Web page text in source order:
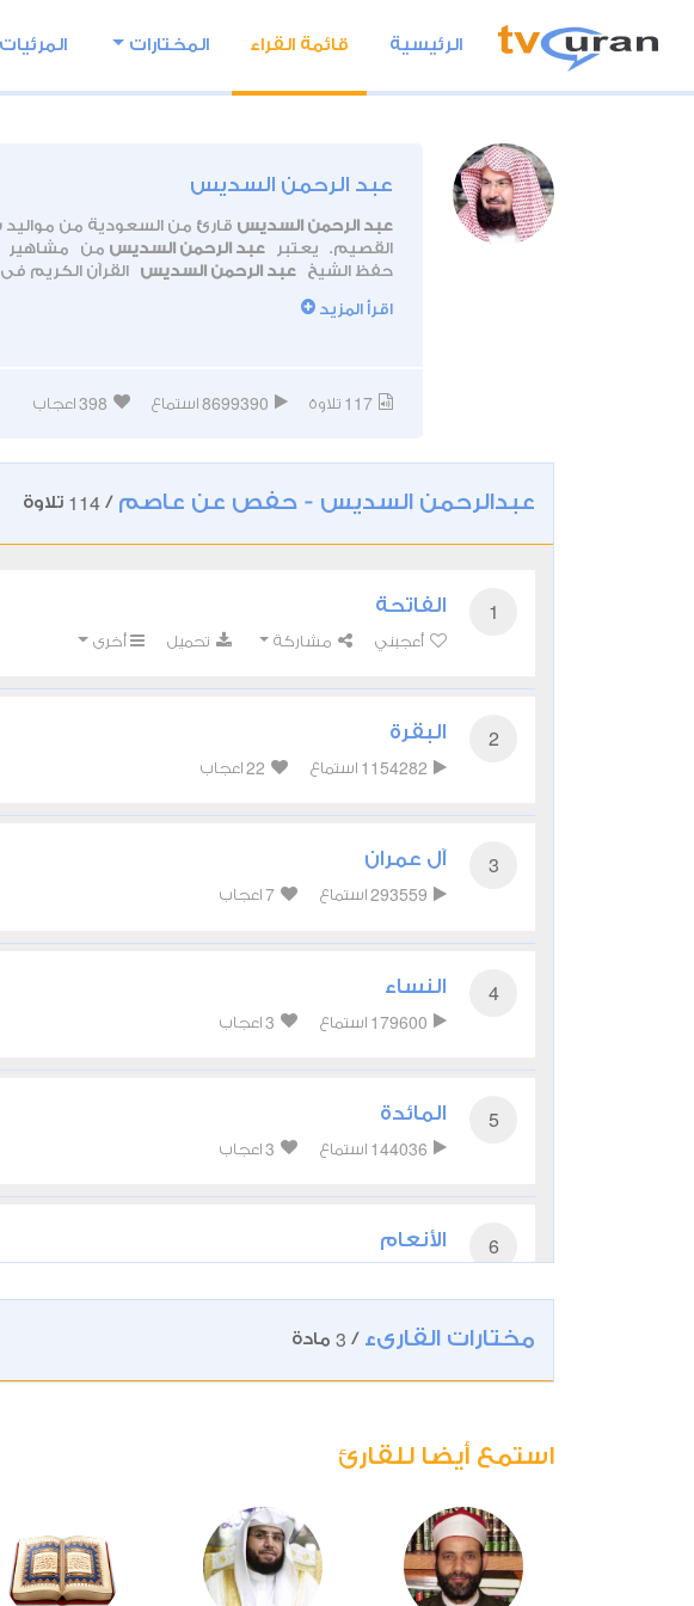
الرئيسية قائمة القراء المختارات المرئيات
عبد الرحمن السديس
عبد الرحمن السديس
القصيم. يعتبر عبد الرحمن السديس من مشاهير
حفظ الشيخ عبد الرحمن السديس القرآن الكريم
الدكتوراه.
اقرأ المزيد
117 تلاوة 8699390 استماع 398 اعجاب
عبدالرحمن السديس - حفص عن عاصم /
114 تلاوة
1 الفاتحة
أعجبني مشاركة تحميل أخرى
2 البقرة
1154282 استماع 22 اعجاب
3 آل عمران
293559 استماع 7 اعجاب
4 النساء
179600 استماع 3 اعجاب
5 المائدة
144036 استماع 3 اعجاب
6 الأنعام
69955
1اعجاب
مختارات القارىء /
3 مادة
استمع أيضا للقارئ